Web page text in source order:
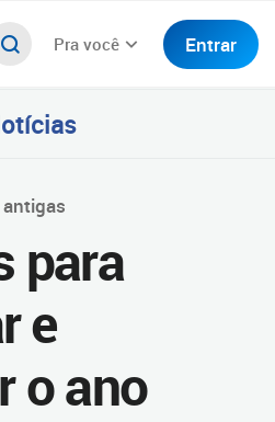
Pra você Entrar
para
e
o ano